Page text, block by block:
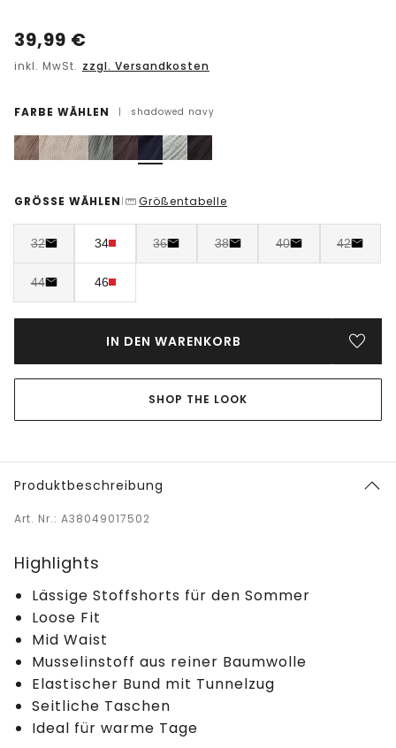
39,99 €
inkl. MwSt. zzgl. Versandkosten
FARBE WÄHLEN | shadowed navy
GRÖSSE WÄHLEN | Größentabelle
32 34 36 38 40 42
44 46
IN DEN WARENKORB
SHOP THE LOOK
Produktbeschreibung
Art. Nr.: A38049017502
Highlights
Lässige Stoffshorts für den Sommer
Loose Fit
Mid Waist
Musselinstoff aus reiner Baumwolle
Elastischer Bund mit Tunnelzug
Seitliche Taschen
Ideal für warme Tage